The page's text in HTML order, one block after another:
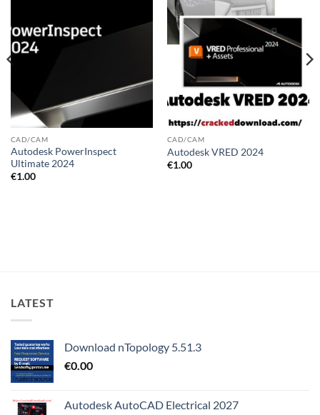
CAD/CAM
Autodesk PowerInspect
Ultimate 2024
€1.00
CAD/CAM
Autodesk VRED 2024
€1.00
LATEST
Download nTopology 5.51.3
€0.00
Autodesk AutoCAD Electrical 2027